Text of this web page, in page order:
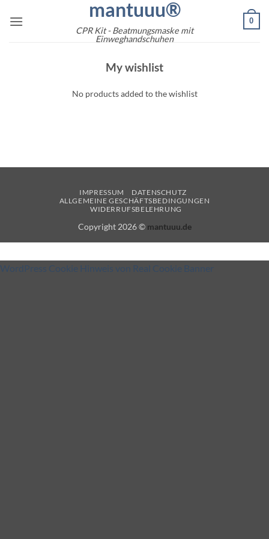
Inhalt
mantuuu®
CPR Kit - Beatmungsmaske mit
Einweghandschuhen
0
My wishlist
No products added to the wishlist
IMPRESSUM
DATENSCHUTZ
ALLGEMEINE GESCHÄFTSBEDINGUNGEN
WIDERRUFSBELEHRUNG
Copyright 2026 © mantuuu.de
WordPress Cookie Hinweis von Real Cookie Banner